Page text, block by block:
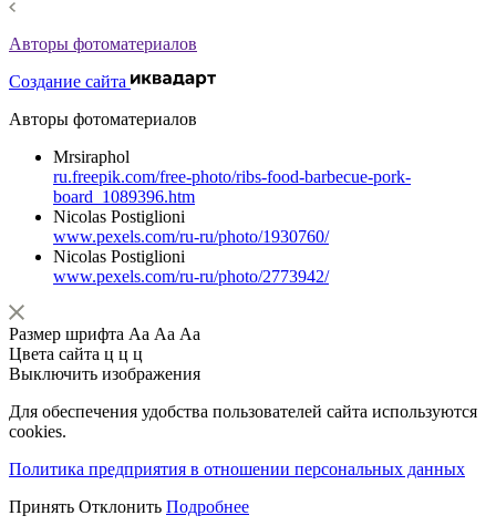
Авторы фотоматериалов
Создание сайта
Авторы фотоматериалов
Mrsiraphol
ru.freepik.com/free-photo/ribs-food-barbecue-pork-
board_1089396.htm
Nicolas Postiglioni
www.pexels.com/ru-ru/photo/1930760/
Nicolas Postiglioni
www.pexels.com/ru-ru/photo/2773942/
Размер шрифта Аа Аа Аа
Цвета сайта ц ц ц
Выключить изображения
Для обеспечения удобства пользователей сайта используются
cookies.
Политика предприятия в отношении персональных данных
Принять Отклонить Подробнее